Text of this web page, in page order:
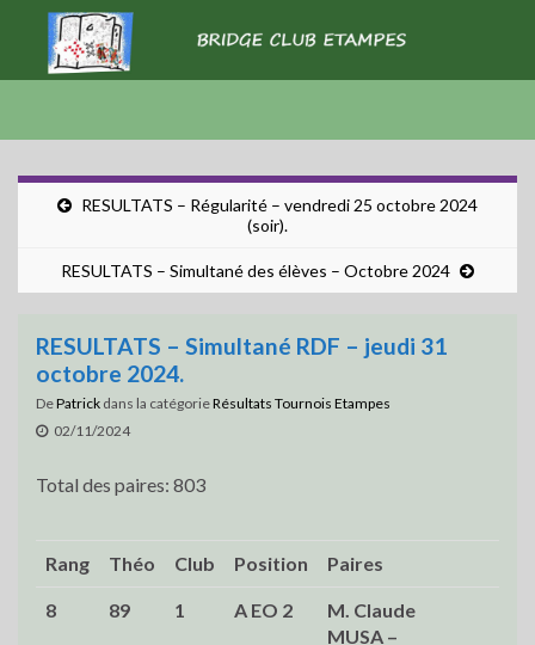
RESULTATS – Régularité – vendredi 25 octobre 2024
(soir).
RESULTATS – Simultané des élèves – Octobre 2024
RESULTATS – Simultané RDF – jeudi 31
octobre 2024.
DePatrick dans la catégorieRésultats Tournois Etampes
02/11/2024
Total des paires: 803
Rang Théo Club Position Paires
8 89 1 A EO 2
M. Claude
MUSA –